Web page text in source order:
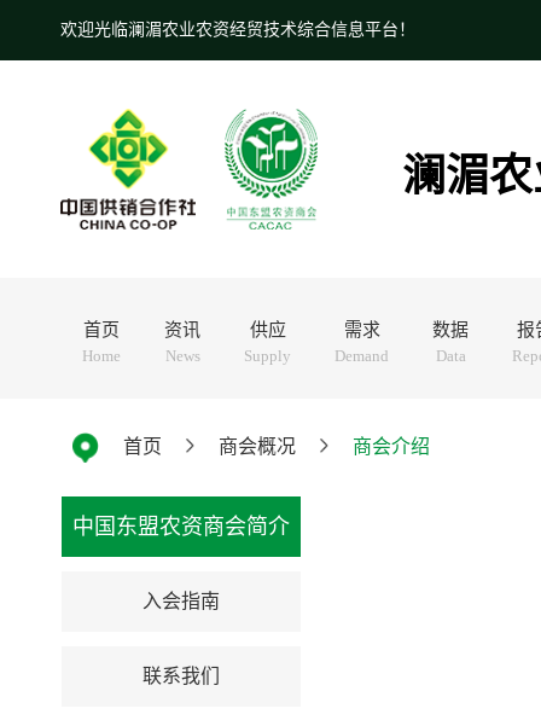
欢迎光临澜湄农业农资经贸技术综合信息平台！
澜湄
首页
Home
资讯
News
供应
Supply
需求
Demand
数据
Data
报
首页 商会概况 商会介绍
中国东盟农资商会简介
入会指南
联系我们